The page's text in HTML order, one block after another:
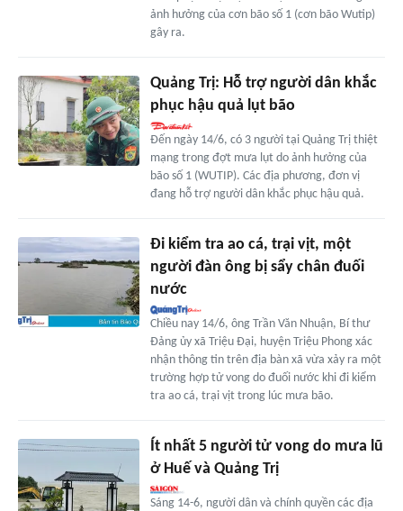
ảnh hưởng của cơn bão số 1 (cơn bão Wutip)
gây ra.
Quảng Trị: Hỗ trợ người dân khắc
phục hậu quả lụt bão
Đến ngày 14/6, có 3 người tại Quảng Trị thiệt
mạng trong đợt mưa lụt do ảnh hưởng của
bão số 1 (WUTIP). Các địa phương, đơn vị
đang hỗ trợ người dân khắc phục hậu quả.
Đi kiểm tra ao cá, trại vịt, một
người đàn ông bị sẩy chân đuối
nước
Chiều nay 14/6, ông Trần Văn Nhuận, Bí thư
Đảng ủy xã Triệu Đại, huyện Triệu Phong xác
nhận thông tin trên địa bàn xã vừa xảy ra một
trường hợp tử vong do đuối nước khi đi kiểm
tra ao cá, trại vịt trong lúc mưa bão.
Ít nhất 5 người tử vong do mưa lũ
ở Huế và Quảng Trị
Sáng 14-6, người dân và chính quyền các địa